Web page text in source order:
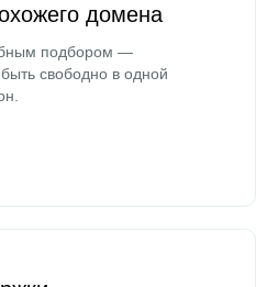
домена
подбором —
свободно в одной